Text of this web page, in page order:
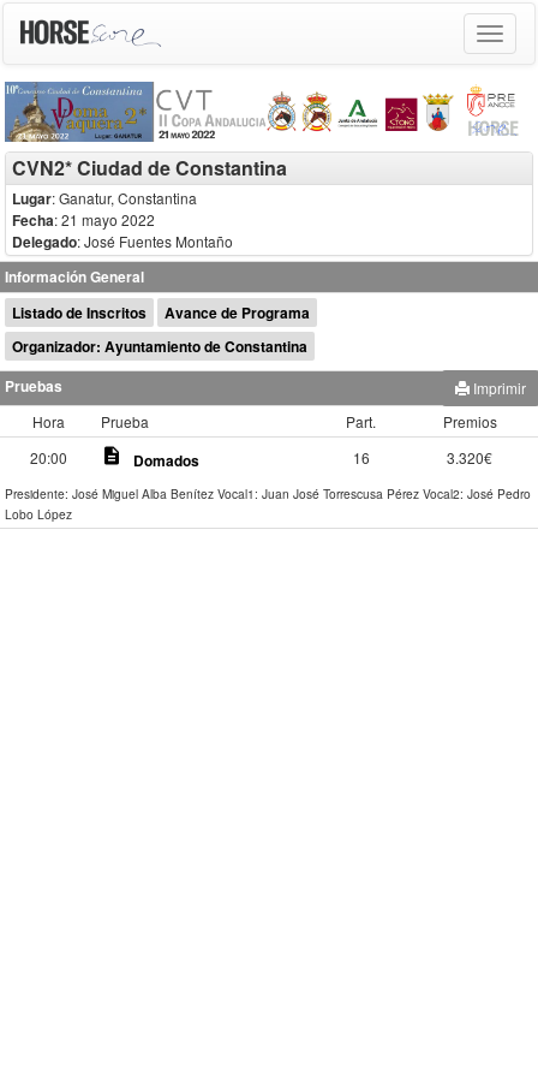
Toggle
CVN2* Ciudad de Constantina
Lugar: Ganatur, Constantina
Fecha: 21 mayo 2022
Delegado:José Fuentes Montaño
Información General
Listado de Inscritos
Avance de Programa
Organizador: Ayuntamiento de Constantina
Pruebas
Imprimir
Hora
Prueba Part.
Premios
20:00
description Domados 16 3.320€
Presidente: José Miguel Alba Benítez Vocal1: Juan José Torrescusa Pérez Vocal2: José Pedro
Lobo López